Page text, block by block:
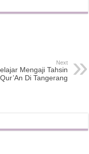
Next
Mengaji Tahsin
Di Tangerang